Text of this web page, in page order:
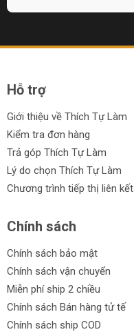
Hỗ trợ
Giới thiệu về Thích Tự Làm
Kiểm tra đơn hàng
Trả góp Thích Tự Làm
Lý do chọn Thích Tự Làm
Chương trình tiếp thị liên kết
Chính sách
Chính sách bảo mật
Chính sách vận chuyển
Miễn phí ship 2 chiều
Chính sách Bán hàng tử tế
Chính sách ship COD